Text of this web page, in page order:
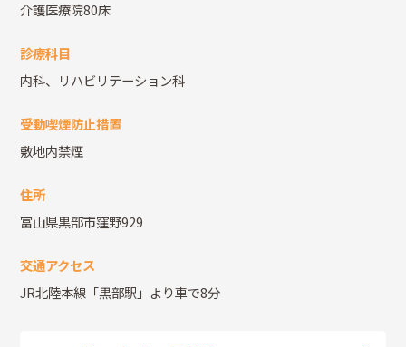
介護医療院80床
診療科目
内科、リハビリテーション科
受動喫煙防止措置
敷地内禁煙
住所
富山県黒部市窪野929
交通アクセス
JR北陸本線「黒部駅」より車で8分